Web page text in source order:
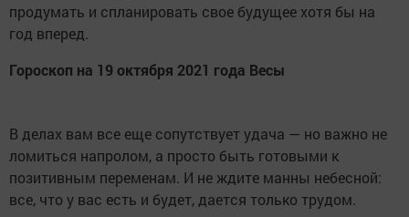
продумать и спланировать свое будущее хотя бы на
год вперед.
Гороскоп на 19 октября 2021 года Весы
В делах вам все еще сопутствует удача — но важно не
ломиться напролом, а просто быть готовыми к
позитивным переменам. И не ждите манны небесной:
все, что у вас есть и будет, дается только трудом.